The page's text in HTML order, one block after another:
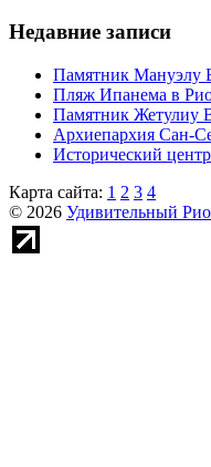
Недавние записи
Памятник Мануэлу
Пляж Ипанема в
Памятник Жетулиу
Архиепархия Сан-
Исторический
Карта сайта: 1 2 3 4
© 2026 Удивительный